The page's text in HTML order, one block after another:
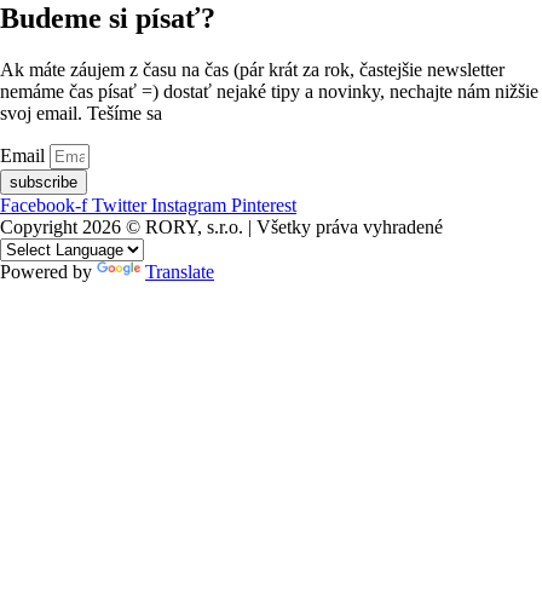
Budeme si písať?
Ak máte záujem z času na čas (pár krát za rok, častejšie newsletter
nemáme čas písať =) dostať nejaké tipy a novinky, nechajte nám nižšie
svoj email. Tešíme sa
Email
subscribe
Facebook-f Twitter Instagram Pinterest
Copyright 2026 © RORY, s.r.o. | Všetky práva vyhradené
Powered by Translate